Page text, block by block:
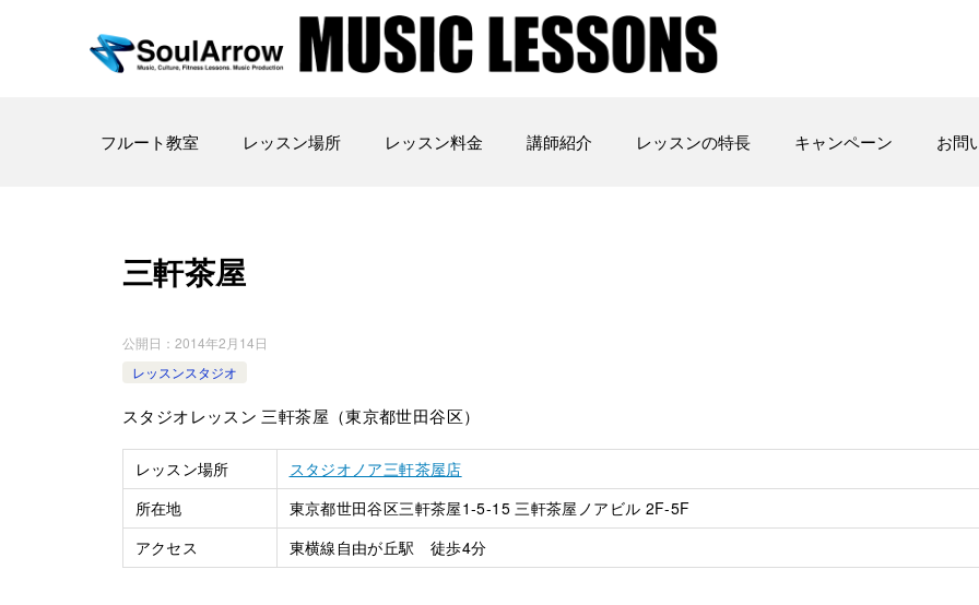
フルート教室 レッスン場所 レッスン料金 講師紹介 レッスンの特長 キャンペーン お問
三軒茶屋
公開日： 2014年2月14日
レッスンスタジオ
スタジオレッスン 三軒茶屋（東京都世田谷区）
レッスン場所
スタジオノア三軒茶屋店
所在地
東京都世田谷区三軒茶屋1-5-15 三軒茶屋ノアビル 2F-5F
アクセス
東横線自由が丘駅 徒歩4分